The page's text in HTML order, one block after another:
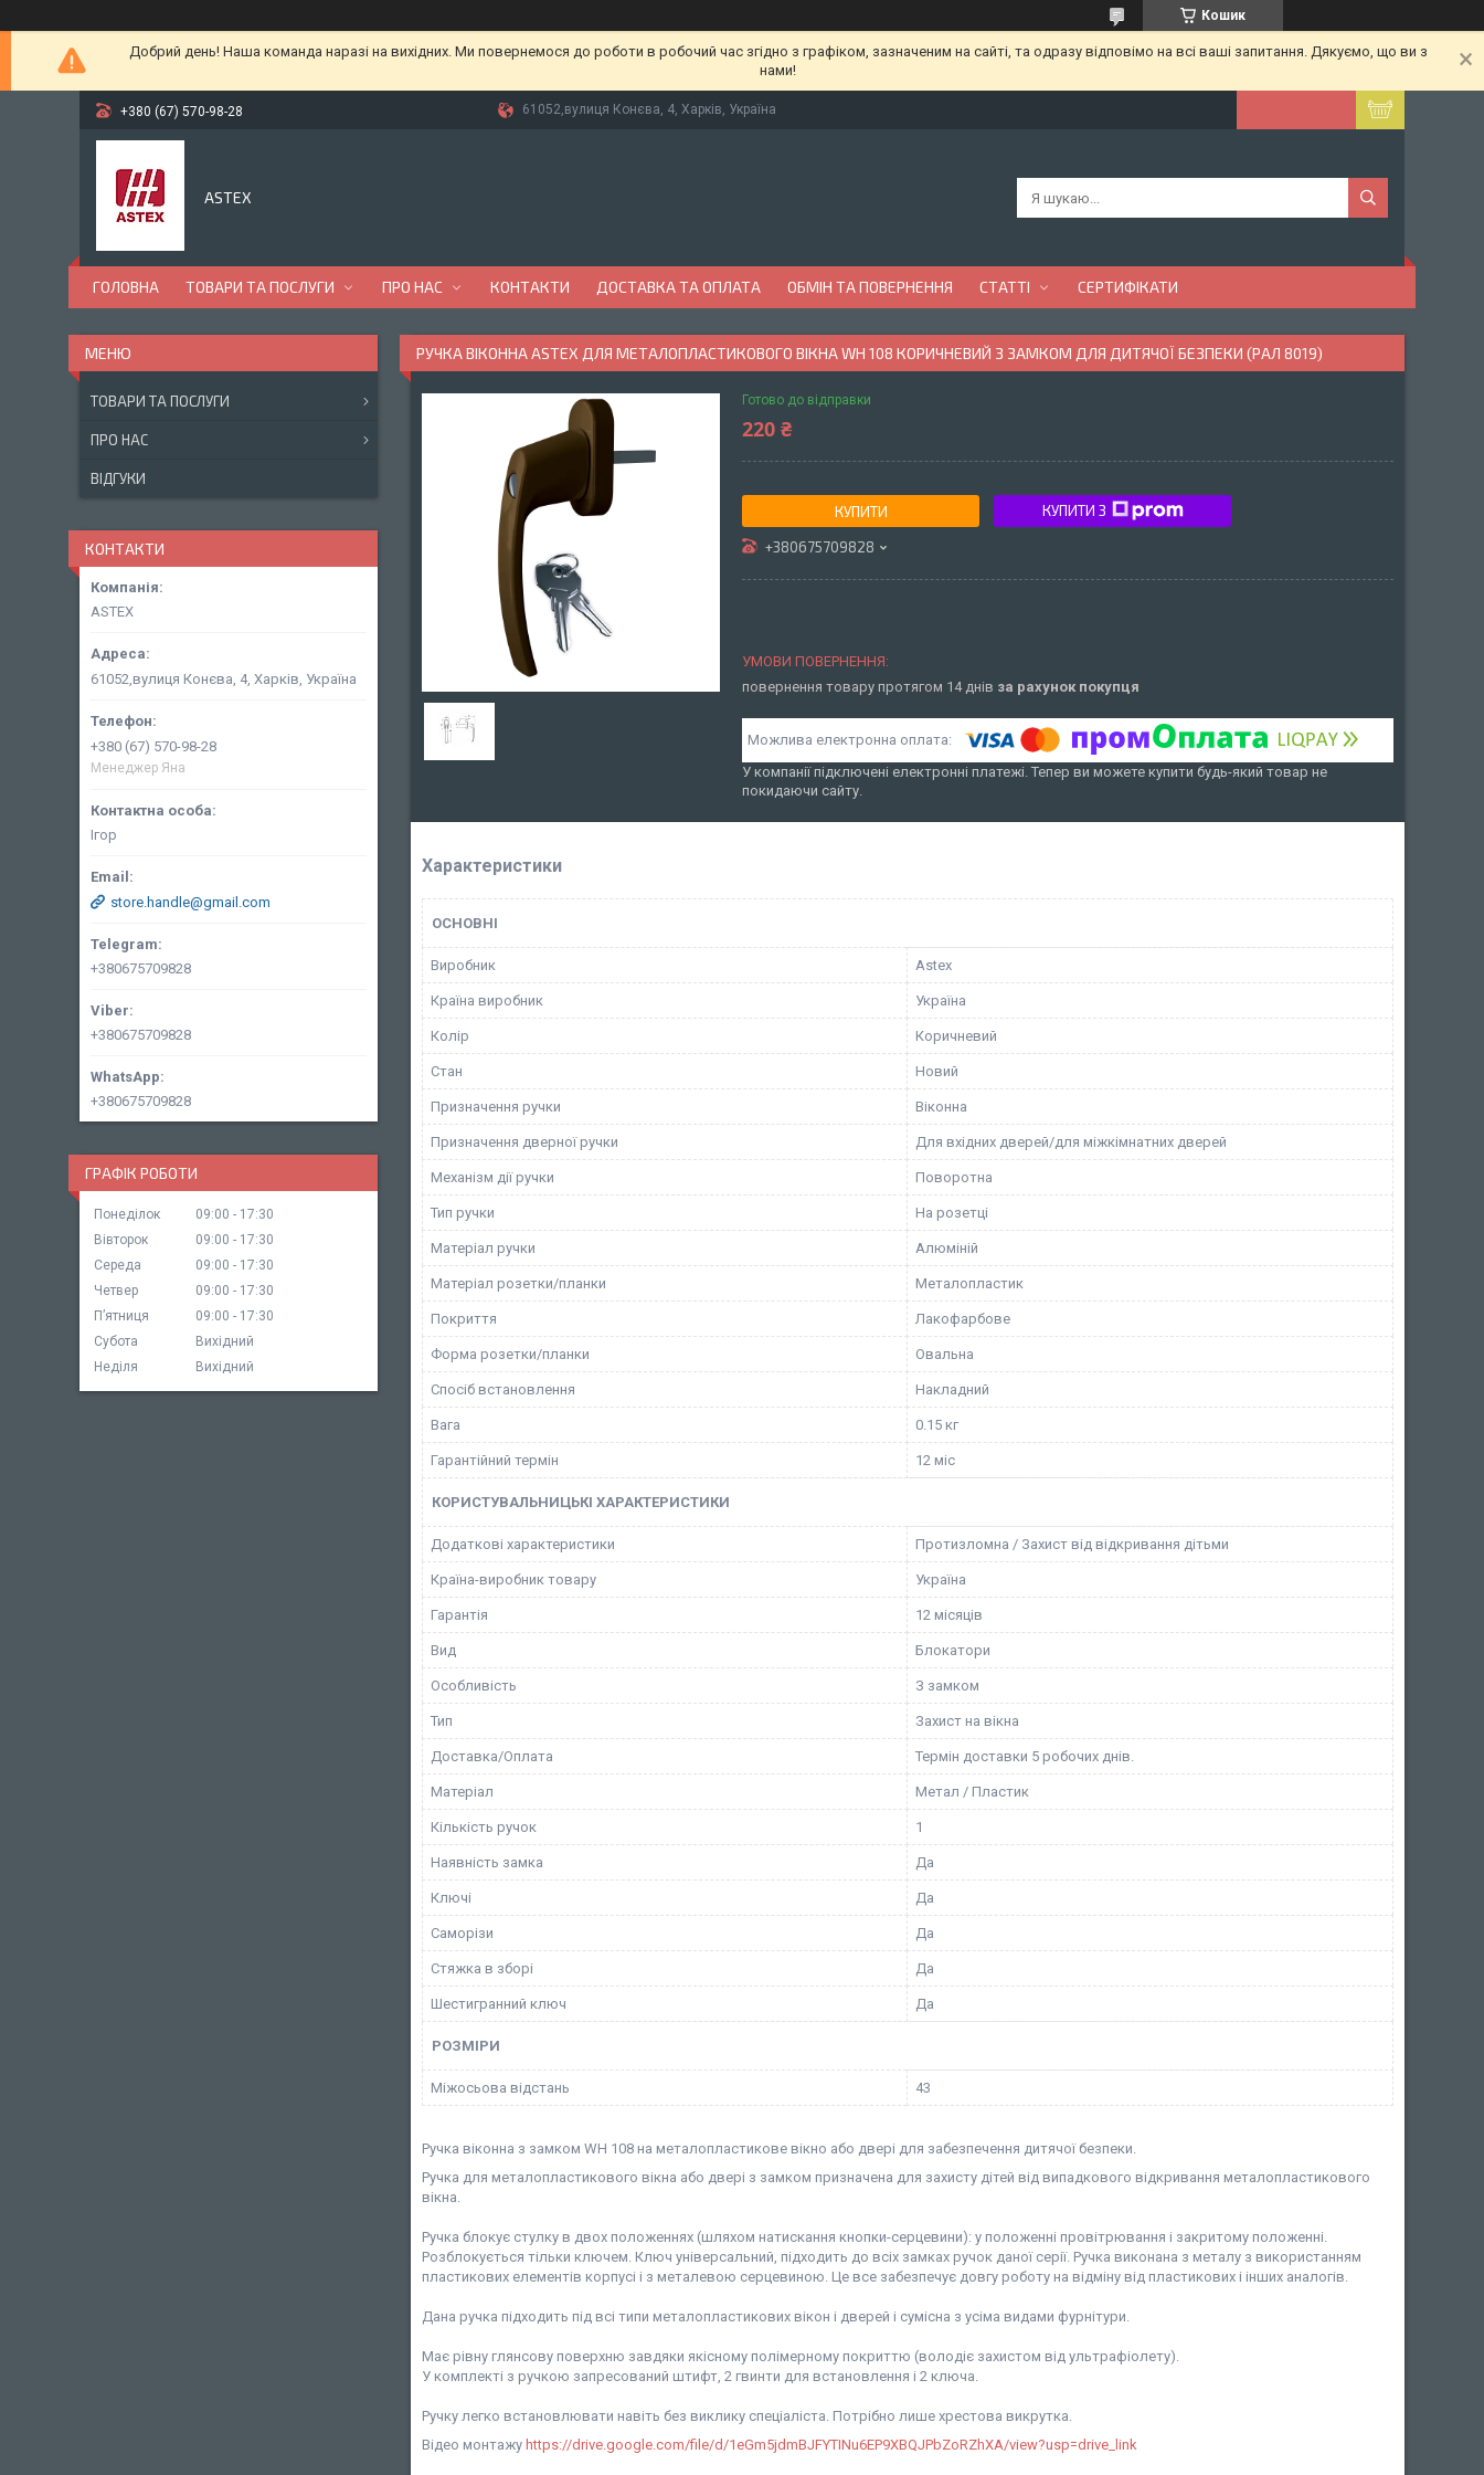
Кошик
Добрий день! Наша команда наразі на вихідних. Ми повернемося до роботи в робочий час згідно з графіком, зазначеним на сайті, та одразу відповімо на всі ваші запитання. Дякуємо, що ви з
нами!
+380 (67) 570-98-28 61052,вулиця Конєва, 4, Харків, Україна
ASTEX
ГОЛОВНА ТОВАРИ ТА ПОСЛУГИ ПРО НАС КОНТАКТИ ДОСТАВКА ТА ОПЛАТА ОБМІН ТА ПОВЕРНЕННЯ СТАТТІ СЕРТИФІКАТИ
РУЧКА ВІКОННА ASTEX ДЛЯ МЕТАЛОПЛАСТИКОВОГО ВІКНА WH 108 КОРИЧНЕВИЙ З ЗАМКОМ ДЛЯ ДИТЯЧОЇ БЕЗПЕКИ (РАЛ 8019)
Готово до відправки
220 ₴
КУПИТИ КУПИТИ З
+380675709828
повернення товару протягом 14 днів за рахунок покупця
У компанії підключені електронні платежі. Тепер ви можете купити будь-який товар не
покидаючи сайту.
Характеристики
ОСНОВНІ
Виробник Astex
Країна виробник Україна
Колір Коричневий
Стан Новий
Призначення ручки Віконна
Призначення дверної ручки Для вхідних дверей/для міжкімнатних дверей
Механізм дії ручки Поворотна
Тип ручки На розетці
Матеріал ручки Алюміній
Матеріал розетки/планки Металопластик
Покриття Лакофарбове
Форма розетки/планки Овальна
Спосіб встановлення Накладний
Вага 0.15 кг
Гарантійний термін 12 міс
КОРИСТУВАЛЬНИЦЬКІ ХАРАКТЕРИСТИКИ
Додаткові характеристики Протизломна / Захист від відкривання дітьми
Країна-виробник товару Україна
Гарантія 12 місяців
Вид Блокатори
Особливість З замком
Тип Захист на вікна
Доставка/Оплата Термін доставки 5 робочих днів.
Матеріал Метал / Пластик
Кількість ручок 1
Наявність замка Да
Ключі Да
Саморізи Да
Стяжка в зборі Да
Шестигранний ключ Да
РОЗМІРИ
Міжосьова відстань 43
Ручка віконна з замком WH 108 на металопластикове вікно або двері для забезпечення дитячої безпеки.
Ручка для металопластикового вікна або двері з замком призначена для захисту дітей від випадкового відкривання металопластикового
вікна.
Ручка блокує стулку в двох положеннях (шляхом натискання кнопки-серцевини): у положенні провітрювання і закритому положенні.
Розблокується тільки ключем. Ключ універсальний, підходить до всіх замках ручок даної серії. Ручка виконана з металу з використанням
пластикових елементів корпусі і з металевою серцевиною. Це все забезпечує довгу роботу на відміну від пластикових і інших аналогів.
Дана ручка підходить під всі типи металопластикових вікон і дверей і сумісна з усіма видами фурнітури.
Має рівну глянсову поверхню завдяки якісному полімерному покриттю (володіє захистом від ультрафіолету).
У комплекті з ручкою запресований штифт, 2 гвинти для встановлення і 2 ключа.
Ручку легко встановлювати навіть без виклику спеціаліста. Потрібно лише хрестова викрутка.
Відео монтажу https://drive.google.com/file/d/1eGm5jdmBJFYTINu6EP9XBQJPbZoRZhXA/view?usp=drive_link
ТОВАРИ ТА ПОСЛУГИ
ПРО НАС
ВІДГУКИ
КОНТАКТИ
ASTEX
61052,вулиця Конєва, 4, Харків, Україна
+380 (67) 570-98-28
Менеджер Яна
Ігор
store.handle@gmail.com
+380675709828
+380675709828
+380675709828
ГРАФІК РОБОТИ
Понеділок 09:00
17:30
Вівторок
09:00
17:30
Середа
09:00
17:30
Четвер
09:00
17:30
Пʼятниця
09:00
17:30
Субота
Вихідний
Неділя
Вихідний